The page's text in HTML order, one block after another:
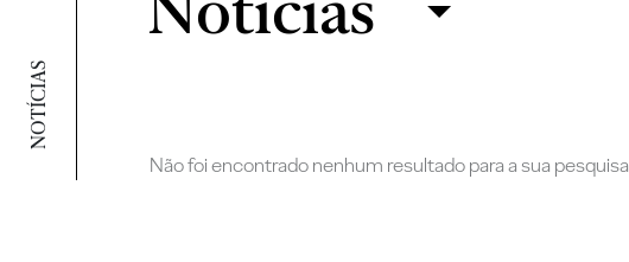
NOTÍCIAS
Não foi encontrado nenhum resultado para a sua